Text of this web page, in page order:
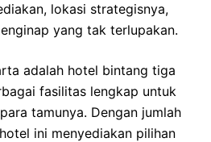
lokasi strategisnya,
yang tak terlupakan.
adalah hotel bintang tiga
fasilitas lengkap untuk
tamunya. Dengan jumlah
ini menyediakan pilihan